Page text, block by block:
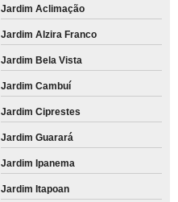
Jardim Aclimação
Jardim Alzira Franco
Jardim Bela Vista
Jardim Cambuí
Jardim Ciprestes
Jardim Guarará
Jardim Ipanema
Jardim Itapoan